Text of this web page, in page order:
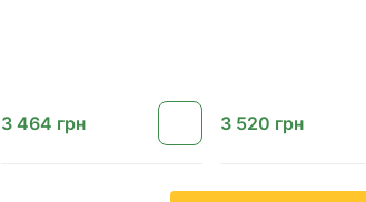
3 464 грн 3 520 грн